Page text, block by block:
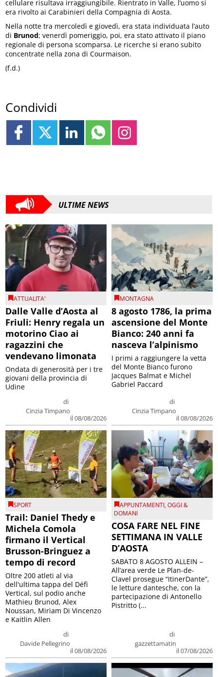
cellulare risultava irraggiungibile. Rientrato in Valle, l’uomo si
era rivolto ai Carabinieri della Compagnia di Aosta.
Nella notte tra mercoledì e giovedì, era stata individuata l’auto
di Brunod; venerdì pomeriggio, poi, era stato attivato il piano
regionale di persona scomparsa. Le ricerche si erano subito
concentrate nella zona di Courmaison.
(f.d.)
Condividi
ULTIME NEWS
ATTUALITA'
Dalle Valle d’Aosta al
Friuli: Henry regala un
motorino Ciao ai
ragazzini che
vendevano limonata
di
Cinzia Timpano
il 08/08/2026
Ondata di generosità per i tre
giovani della provincia di
Udine
MONTAGNA
8 agosto 1786, la prima
ascensione del Monte
Bianco: 240 anni fa
nasceva l’alpinismo
di
Cinzia Timpano
il 08/08/2026
I primi a raggiungere la vetta
del Monte Bianco furono
Jacques Balmat e Michel
Gabriel Paccard
SPORT
Trail: Daniel Thedy e
Michela Comola
firmano il Vertical
Brusson-Bringuez a
tempo di record
di
Davide Pellegrino
il 08/08/2026
Oltre 200 atleti al via
dell'ultima tappa del Défì
Vertical, sul podio anche
Mathieu Brunod, Alex
Noussan, Miriam Di Vincenzo
e Kaitlin Allen
APPUNTAMENTI,OGGI &
DOMANI
COSA FARE NEL FINE
SETTIMANA IN VALLE
D’AOSTA
di
gazzettamatin
il 07/08/2026
SABATO 8 AGOSTO ALLEIN –
All’area verde Le Plan-de-
Clavel prosegue “ItinerDante”,
le letture dantesche, con la
partecipazione di Antonello
Pistritto (...